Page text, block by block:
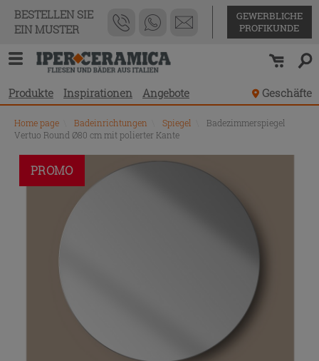
BESTELLEN SIE
EIN MUSTER
GEWERBLICHE
PROFIKUNDE
Produkte Inspirationen Angebote Geschäfte
Home page Badeinrichtungen Spiegel
Badezimmerspiegel
Vertuo Round Ø80 cm mit polierter Kante
PROMO